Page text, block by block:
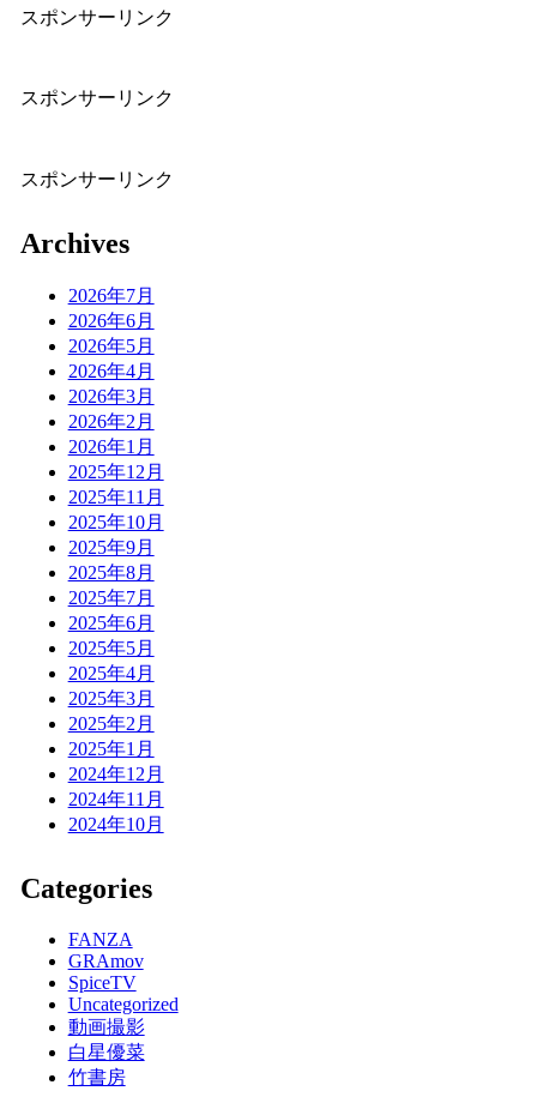
スポンサーリンク
スポンサーリンク
スポンサーリンク
Archives
2026年7月
2026年6月
2026年5月
2026年4月
2026年3月
2026年2月
2026年1月
2025年12月
2025年11月
2025年10月
2025年9月
2025年8月
2025年7月
2025年6月
2025年5月
2025年4月
2025年3月
2025年2月
2025年1月
2024年12月
2024年11月
2024年10月
Categories
FANZA
GRAmov
SpiceTV
Uncategorized
動画撮影
白星優菜
竹書房